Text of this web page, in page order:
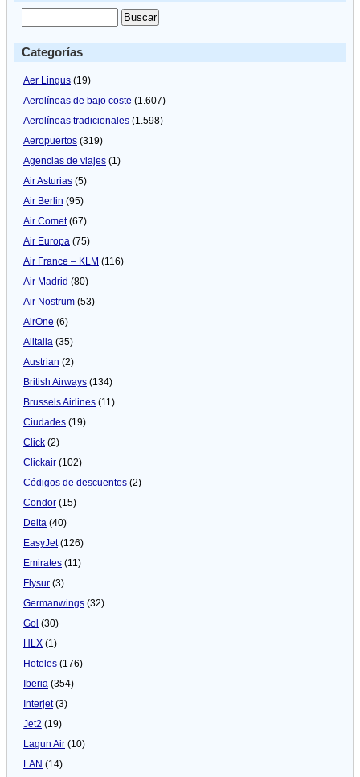
Categorías
Aer Lingus (19)
Aerolíneas de bajo coste (1.607)
Aerolíneas tradicionales (1.598)
Aeropuertos (319)
Agencias de viajes (1)
Air Asturias (5)
Air Berlin (95)
Air Comet(67)
Air Europa (75)
Air France – KLM (116)
Air Madrid (80)
Air Nostrum (53)
AirOne (6)
Alitalia (35)
Austrian (2)
British Airways (134)
Brussels Airlines (11)
Ciudades (19)
Click (2)
Clickair (102)
Códigos de descuentos (2)
Condor (15)
Delta (40)
EasyJet(126)
Emirates (11)
Flysur (3)
Germanwings (32)
Gol (30)
HLX (1)
Hoteles (176)
Iberia (354)
Interjet(3)
Jet2 (19)
Lagun Air (10)
LAN (14)